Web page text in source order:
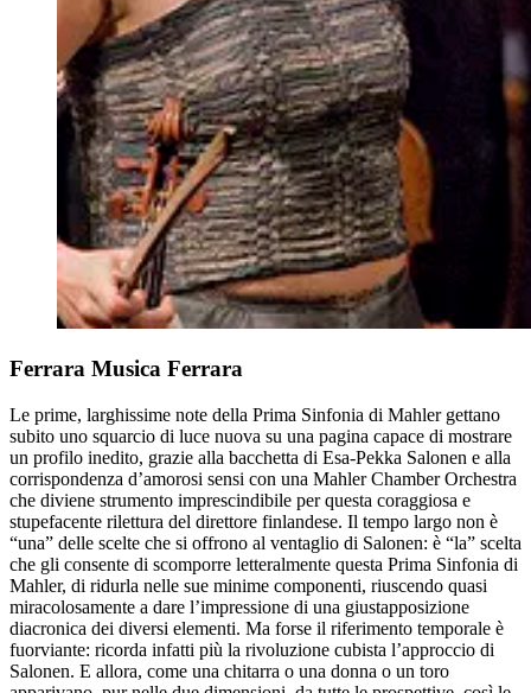
Ferrara Musica Ferrara
Le prime, larghissime note della Prima Sinfonia di Mahler gettano
subito uno squarcio di luce nuova su una pagina capace di mostrare
un profilo inedito, grazie alla bacchetta di Esa-Pekka Salonen e alla
corrispondenza d’amorosi sensi con una Mahler Chamber Orchestra
che diviene strumento imprescindibile per questa coraggiosa e
stupefacente rilettura del direttore finlandese. Il tempo largo non è
“una” delle scelte che si offrono al ventaglio di Salonen: è “la” scelta
che gli consente di scomporre letteralmente questa Prima Sinfonia di
Mahler, di ridurla nelle sue minime componenti, riuscendo quasi
miracolosamente a dare l’impressione di una giustapposizione
diacronica dei diversi elementi. Ma forse il riferimento temporale è
fuorviante: ricorda infatti più la rivoluzione cubista l’approccio di
Salonen. E allora, come una chitarra o una donna o un toro